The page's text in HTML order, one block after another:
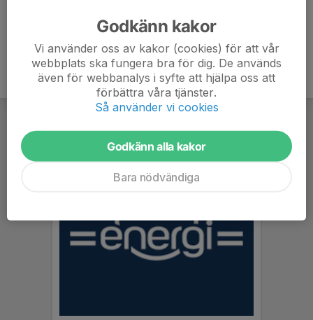
Godkänn kakor
Vi använder oss av kakor (cookies) för att vår
webbplats ska fungera bra för dig. De används
även för webbanalys i syfte att hjälpa oss att
förbättra våra tjänster.
Så använder vi cookies
Godkänn alla kakor
Bara nödvändiga